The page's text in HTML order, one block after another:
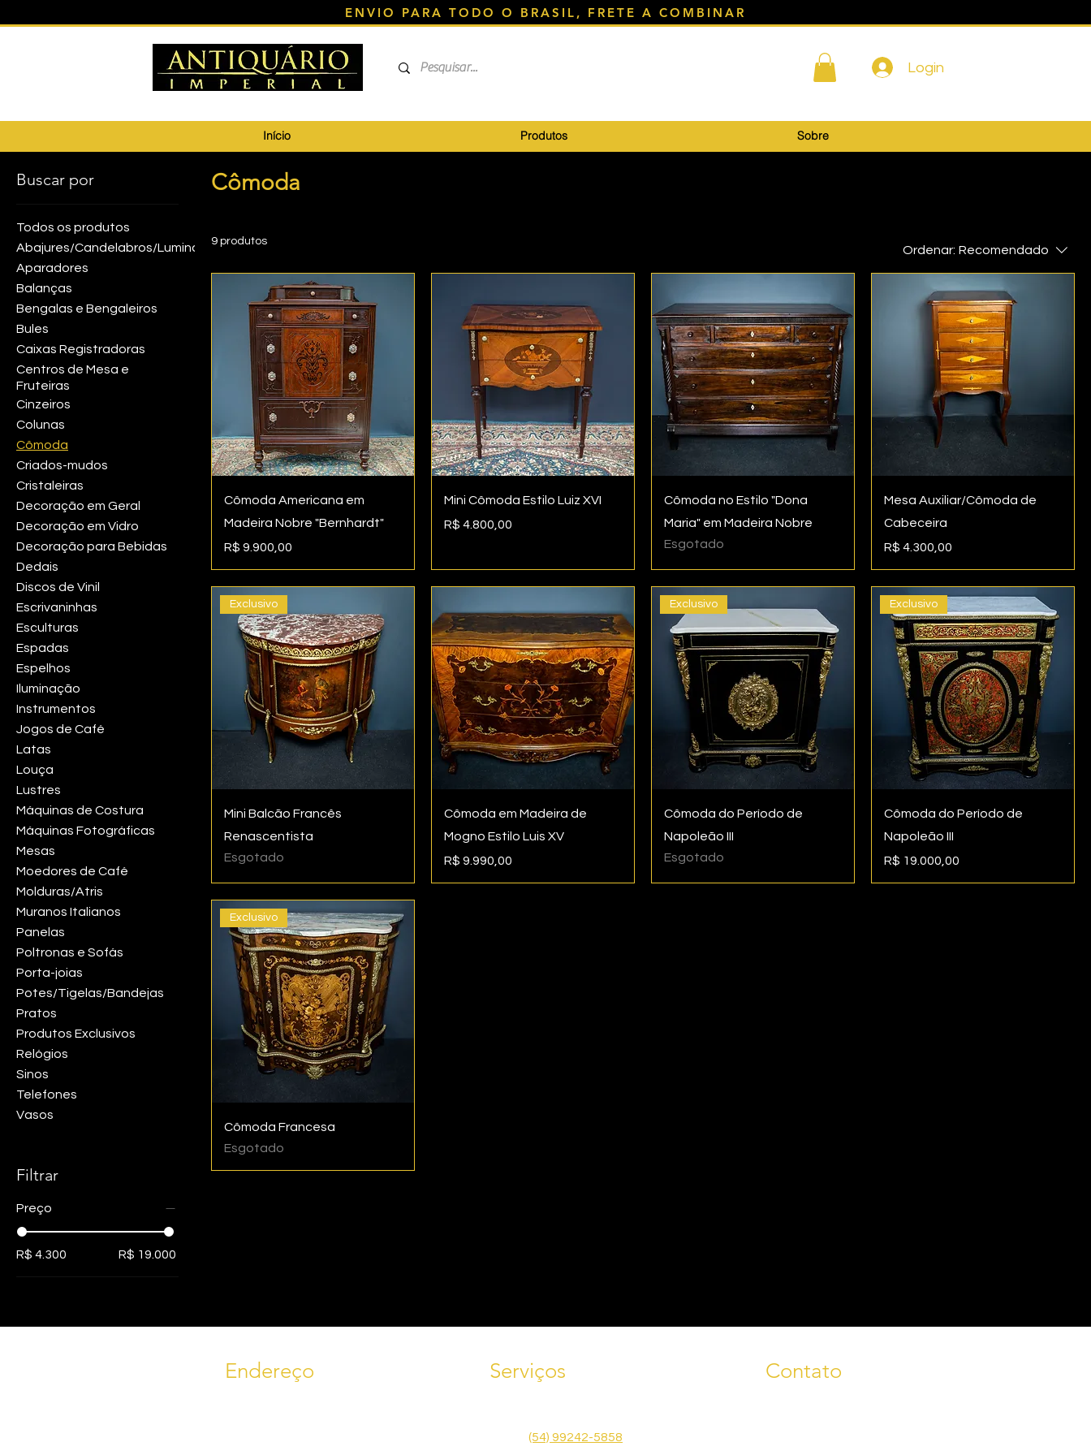
ENVIO PARA TODO O BRASIL, FRETE A COMBINAR
Login
Início Produtos Sobre
Buscar por
Todos os produtos
Abajures/Candelabros/Luminárias
Aparadores
Balanças
Bengalas e Bengaleiros
Bules
Caixas Registradoras
Centros de Mesa e
Fruteiras
Cinzeiros
Colunas
Cômoda
Criados-mudos
Cristaleiras
Decoração em Geral
Decoração em Vidro
Decoração para Bebidas
Dedais
Discos de Vinil
Escrivaninhas
Esculturas
Espadas
Espelhos
Iluminação
Instrumentos
Jogos de Café
Latas
Louça
Lustres
Máquinas de Costura
Máquinas Fotográficas
Mesas
Moedores de Café
Molduras/Atris
Muranos Italianos
Panelas
Poltronas e Sofás
Porta-joias
Potes/Tigelas/Bandejas
Pratos
Produtos Exclusivos
Relógios
Sinos
Telefones
Vasos
Filtrar
Preço
R$ 4.300 R$ 19.000
Cômoda
9 produtos
Ordenar: Recomendado
Cômoda Americana em
Madeira Nobre "Bernhardt"
Preço
R$ 9.900,00
Mini Cômoda Estilo Luiz XVI
Preço
R$ 4.800,00
Cômoda no Estilo "Dona
Maria" em Madeira Nobre
Esgotado
Mesa Auxiliar/Cômoda de
Cabeceira
Preço
R$ 4.300,00
Exclusivo
Mini Balcão Francês
Renascentista
Esgotado
Cômoda em Madeira de
Mogno Estilo Luis XV
Preço
R$ 9.990,00
Exclusivo
Cômoda do Período de
Napoleão III
Esgotado
Exclusivo
Cômoda do Período de
Napoleão III
Preço
R$ 19.000,00
Exclusivo
Cômoda Francesa
Esgotado
Endereço Serviços
(54) 99242-5858
Contato